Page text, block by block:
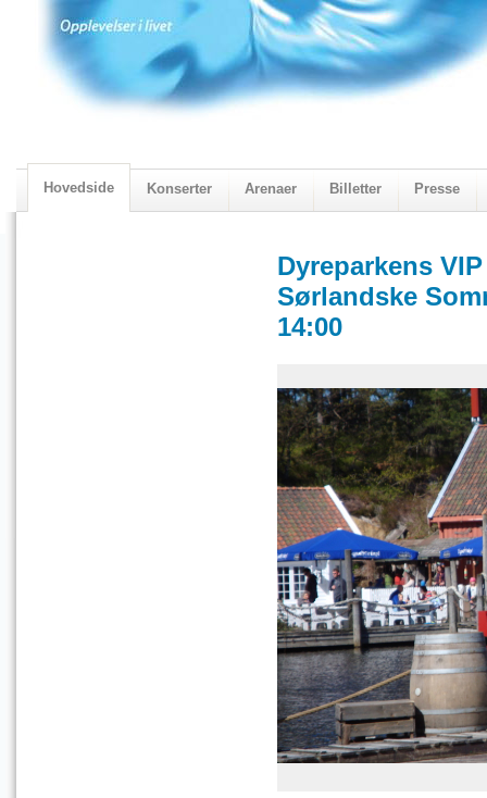
Hovedside Konserter Arenaer Billetter Presse
Dyreparkens
Sørlandske
14:00